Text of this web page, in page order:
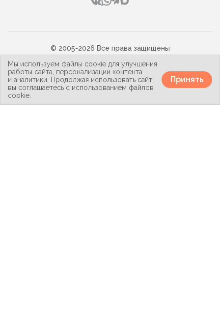
Мы используем файлы cookie для улучшения
работы сайта, персонализации контента
и аналитики. Продолжая использовать сайт,
вы соглашаетесь с использованием файлов
cookie.
Принять
© 2005-2026 Все права защищены
Карта сайта